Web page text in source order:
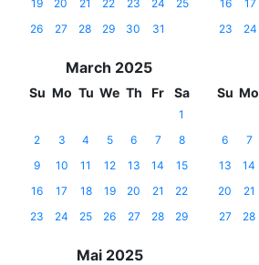
19
20 21 22 23 24
25
26
27 28 29 30 31
16
17
23
24
March 2025
Su Mo Tu We Th Fr Sa
1
2
3 4 5 6 7
8
9
10 11 12 13 14
15
16
17 18 19 20 21
22
23
24 25 26 27 28 29
Su Mo
6
7
13
14
20
21
27
28
Mai 2025